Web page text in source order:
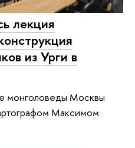
лекция
из Урги в
монголоведы Москвы
Максимом